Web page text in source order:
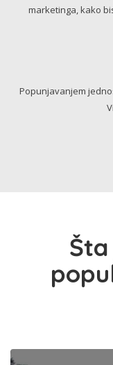
marketinga, kako
Popunjavanjem